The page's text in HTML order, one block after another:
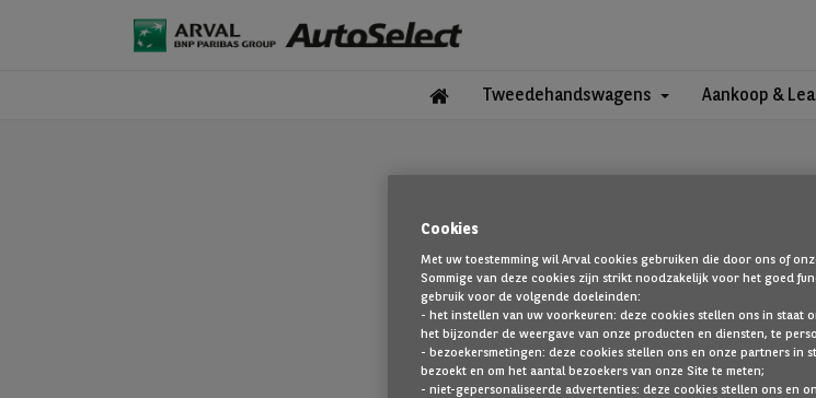
Tweedehandswagens Aankoop &
De pagina die u zoekt, is niet gevonden. Ga terug naar
Cookies
Met uw toestemming wil Arval cookies gebruiken die door ons of
Sommige van deze cookies zijn strikt noodzakelijk voor het goed
gebruik voor de volgende doeleinden:
- het instellen van uw voorkeuren: deze cookies stellen ons in staat
het bijzonder de weergave van onze producten en diensten, te
- bezoekersmetingen: deze cookies stellen ons en onze partners in
bezoekt en om het aantal bezoekers van onze Site te meten;
- niet-gepersonaliseerde advertenties: deze cookies stellen ons en